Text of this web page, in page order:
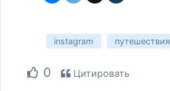
instagram путешествия
0 Цитировать